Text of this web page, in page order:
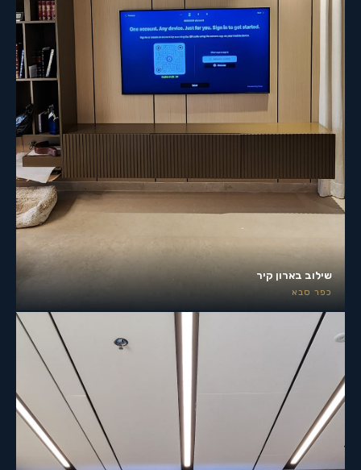
שילוב בארון קיר
כפר סבא